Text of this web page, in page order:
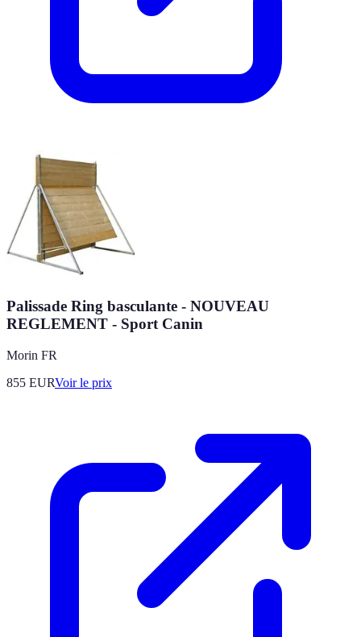
Palissade Ring basculante - NOUVEAU
REGLEMENT - Sport Canin
Morin FR
855 EURVoir le prix